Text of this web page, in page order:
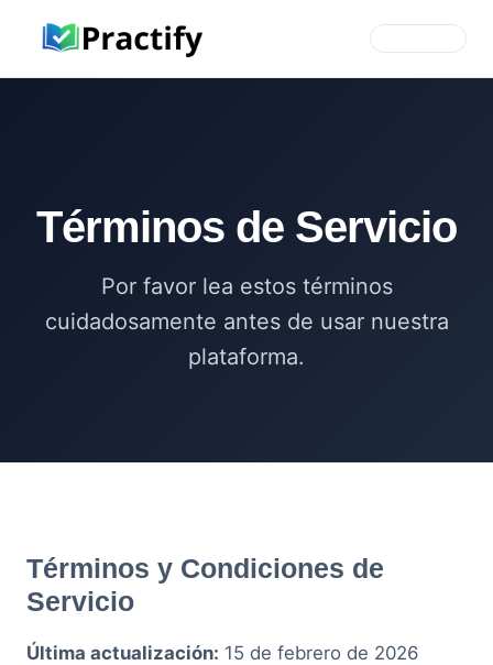
Términos de Servicio
Por favor lea estos términos
cuidadosamente antes de usar nuestra
plataforma.
Términos y Condiciones de
Servicio
Última actualización: 15 de febrero de 2026